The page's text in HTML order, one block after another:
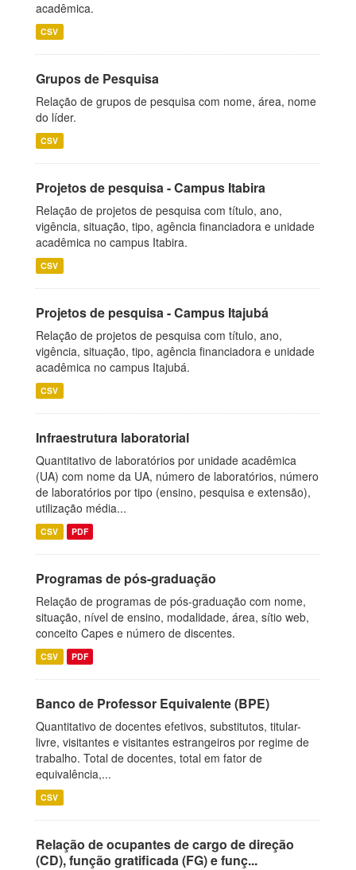
acadêmica.
CSV
Grupos de Pesquisa
Relação de grupos de pesquisa com nome, área, nome
do líder.
CSV
Projetos de pesquisa - Campus Itabira
Relação de projetos de pesquisa com título, ano,
vigência, situação, tipo, agência financiadora e unidade
acadêmica no campus Itabira.
CSV
Projetos de pesquisa - Campus Itajubá
Relação de projetos de pesquisa com título, ano,
vigência, situação, tipo, agência financiadora e unidade
acadêmica no campus Itajubá.
CSV
Infraestrutura laboratorial
Quantitativo de laboratórios por unidade acadêmica
(UA) com nome da UA, número de laboratórios, número
de laboratórios por tipo (ensino, pesquisa e extensão),
utilização média...
CSV PDF
Programas de pós-graduação
Relação de programas de pós-graduação com nome,
situação, nível de ensino, modalidade, área, sítio web,
conceito Capes e número de discentes.
CSV PDF
Banco de Professor Equivalente (BPE)
Quantitativo de docentes efetivos, substitutos, titular-
livre, visitantes e visitantes estrangeiros por regime de
trabalho. Total de docentes, total em fator de
equivalência,...
CSV
Relação de ocupantes de cargo de direção
(CD), função gratificada (FG) e funç...